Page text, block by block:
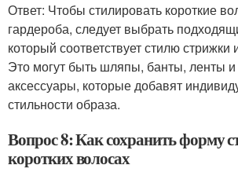
Ответ: Чтобы стилировать короткие
гардероба, следует выбрать
который соответствует стилю стрижки
Это могут быть шляпы, банты, ленты и
аксессуары, которые добавят
стильности образа.
Вопрос 8: Как сохранить форму
коротких волосах